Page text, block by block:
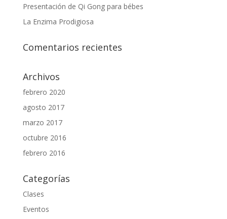
Presentación de Qi Gong para bébes
La Enzima Prodigiosa
Comentarios recientes
Archivos
febrero 2020
agosto 2017
marzo 2017
octubre 2016
febrero 2016
Categorías
Clases
Eventos